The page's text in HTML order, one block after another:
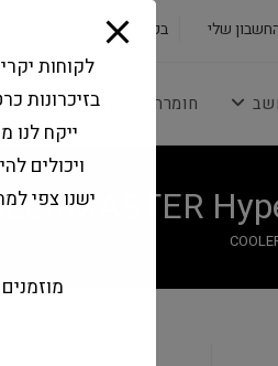
שלי בקשה להצעה
חומרה ותוכנה ציוד
לקוחות
בזיכרונות
ייקח
ויכולים
ישנו צפי